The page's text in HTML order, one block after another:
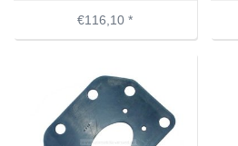
€116,10 *